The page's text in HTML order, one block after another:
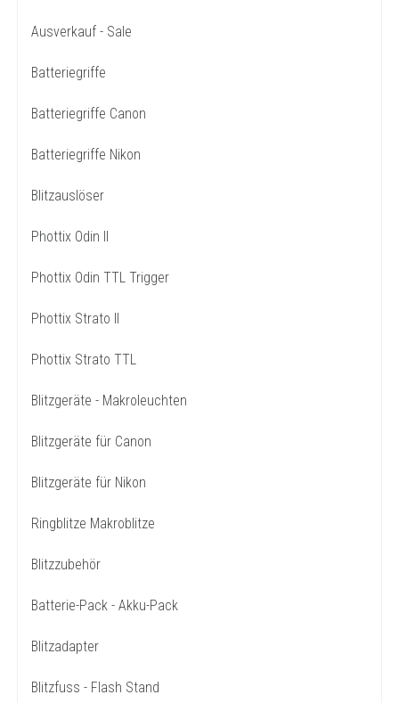
Ausverkauf - Sale
Batteriegriffe
Batteriegriffe Canon
Batteriegriffe Nikon
Blitzauslöser
Phottix Odin II
Phottix Odin TTL Trigger
Phottix Strato II
Phottix Strato TTL
Blitzgeräte - Makroleuchten
Blitzgeräte für Canon
Blitzgeräte für Nikon
Ringblitze Makroblitze
Blitzzubehör
Batterie-Pack - Akku-Pack
Blitzadapter
Blitzfuss - Flash Stand